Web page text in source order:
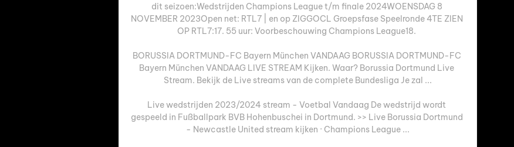
dit seizoen:Wedstrijden Champions League t/m finale 2024WOENSDAG 8
NOVEMBER 2023Open net: RTL7 | en op ZIGGOCL Groepsfase Speelronde 4TE ZIEN
OP RTL7:17. 55 uur: Voorbeschouwing Champions League18.
BORUSSIA DORTMUND-FC Bayern München VANDAAG BORUSSIA DORTMUND-FC
Bayern München VANDAAG LIVE STREAM Kijken. Waar? Borussia Dortmund Live
Stream. Bekijk de Live streams van de complete Bundesliga Je zal ...
Live wedstrijden 2023/2024 stream - Voetbal Vandaag De wedstrijd wordt
gespeeld in Fußballpark BVB Hohenbuschei in Dortmund. >> Live Borussia Dortmund
- Newcastle United stream kijken · Champions League ...